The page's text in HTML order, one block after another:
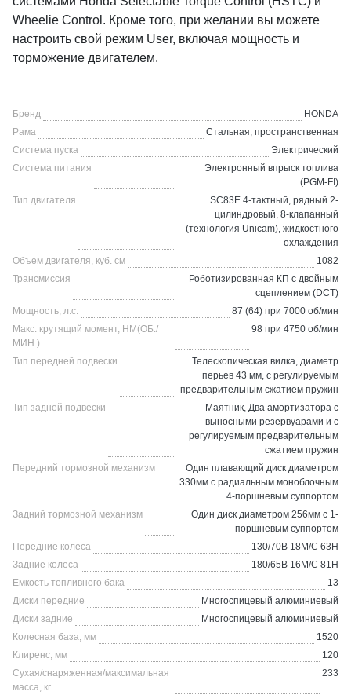
Wheelie Control. Кроме того, при желании вы можете
настроить свой режим User, включая мощность и
торможение двигателем.
Бренд
HONDA
Рама
Стальная, пространственная
Система пуска
Электрический
Система питания
Электронный впрыск топлива
(PGM-FI)
Тип двигателя
SC83E 4-тактный, рядный 2-
цилиндровый, 8-клапанный
(технология Unicam), жидкостного
охлаждения
Объем двигателя, куб. см
1082
Трансмиссия
Роботизированная КП с двойным
сцеплением (DCT)
Мощность, л.с.
87 (64) при 7000 об/мин
Макс. крутящий момент, НМ(ОБ./
МИН.)
98 при 4750 об/мин
Тип передней подвески
Телескопическая вилка, диаметр
перьев 43 мм, с регулируемым
предварительным сжатием пружин
Тип задней подвески
Маятник, Два амортизатора с
выносными резервуарами и с
регулируемым предварительным
сжатием пружин
Передний тормозной механизм
Один плавающий диск диаметром
330мм с радиальным моноблочным
4-поршневым суппортом
Задний тормозной механизм
Один диск диаметром 256мм с 1-
поршневым суппортом
Передние колеса
130/70B 18M/C 63H
Задние колеса
180/65B 16M/C 81H
Емкость топливного бака
13
Диски передние
Многоспицевый алюминиевый
Диски задние
Многоспицевый алюминиевый
Колесная база, мм
1520
Клиренс, мм
120
Сухая/снаряженная/максимальная
масса, кг
233